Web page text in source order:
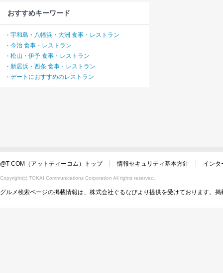
おすすめキーワード
・ 宇和島・八幡浜・大洲 食事・レストラン
・ 今治 食事・レストラン
・ 松山・伊予 食事・レストラン
・ 新居浜・西条 食事・レストラン
・ デートにおすすめのレストラン
@T COM（アットティーコム）トップ 情報セキュリティ基本方針 インタ
Copyright(c) TOKAI Communications Corporation All rights reserved.
グルメ検索ページの掲載情報は、株式会社ぐるなびより提供を受けております。